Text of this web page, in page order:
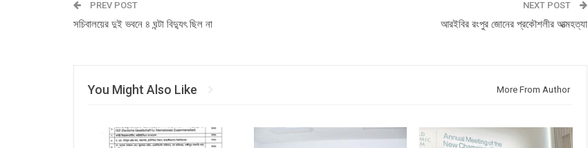
PREV POST
সচিবালয়ের দুই ভবনে ৪ ঘন্টা বিদ্যুৎ ছিল না
NEXT POST
আরইবির রংপুর জোনের প্রকৌশলীর আত্মহত্যা
You Might Also Like More From Author